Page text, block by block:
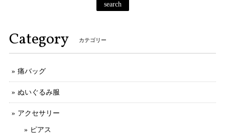
search
Category カテゴリー
痛バッグ
ぬいぐるみ服
アクセサリー
ピアス